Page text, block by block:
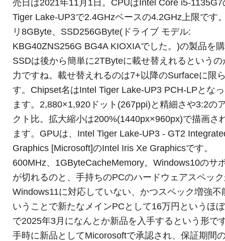
売日は2021年11月1日。CPUはIntel Core i5-1135G7
Tiger Lake-UP3で2.4GHzベースの4.2GHz上限です
リ8GByte、SSD256GByte(ドライブ モデル:
KBG40ZNS256G BG4A KIOXIAでした。)の製品を
SSDは後から簡単に2TByteに載せ替えれるというの
力ですね。載せ替えれるのは7+以降のSurfaceに限
す。Chipset名はIntel Tiger Lake-UP3 PCH-LPとな
ます。2,880×1,920ドット(267ppi)と精細さや3:2の
クト比。拡大縮小は200%(1440px×960px)で描画さ
ます。GPUは、Intel Tiger Lake-UP3 - GT2
Graphics [Microsoft]のIntel Iris Xe Graphicsです。
600MHz、1GByteCacheMemory。Windows10のサ
が切れるのと、手持ちのPCのハードウェアスペッ
Windows11に対応していない、かつスペック増強不
いうことで新たなメインPCとして16万円というほ
で2025年3月になんとか新品を入手するという形で
手時に新品としてMicorosoftで承認され、保証期間